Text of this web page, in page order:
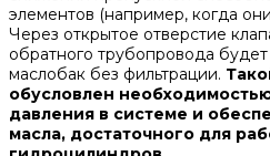
элементов (например, когда
Через открытое отверстие
обратного трубопровода
маслобак без фильтрации.
обусловлен
давления в системе и
масла, достаточного для